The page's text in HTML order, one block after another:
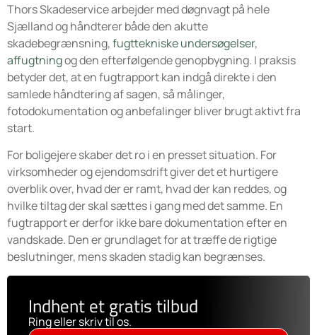
Thors Skadeservice arbejder med døgnvagt på hele
Sjælland og håndterer både den akutte
skadebegrænsning,fugttekniske undersøgelser,
affugtningog den efterfølgende genopbygning. I praksis
betyder det, at en fugtrapport kan indgå direkte i den
samlede håndtering af sagen, så målinger,
fotodokumentation og anbefalinger bliver brugt aktivt fra
start.
For boligejere skaber det ro i en presset situation. For
virksomheder og ejendomsdrift giver det et hurtigere
overblik over, hvad der er ramt, hvad der kan reddes, og
hvilke tiltag der skal sættes i gang med det samme. En
fugtrapport er derfor ikke bare dokumentation efter en
vandskade. Den er grundlaget for at træffe de rigtige
beslutninger, mens skaden stadig kan begrænses.
Indhent et gratis tilbud
Ring eller skriv til os.